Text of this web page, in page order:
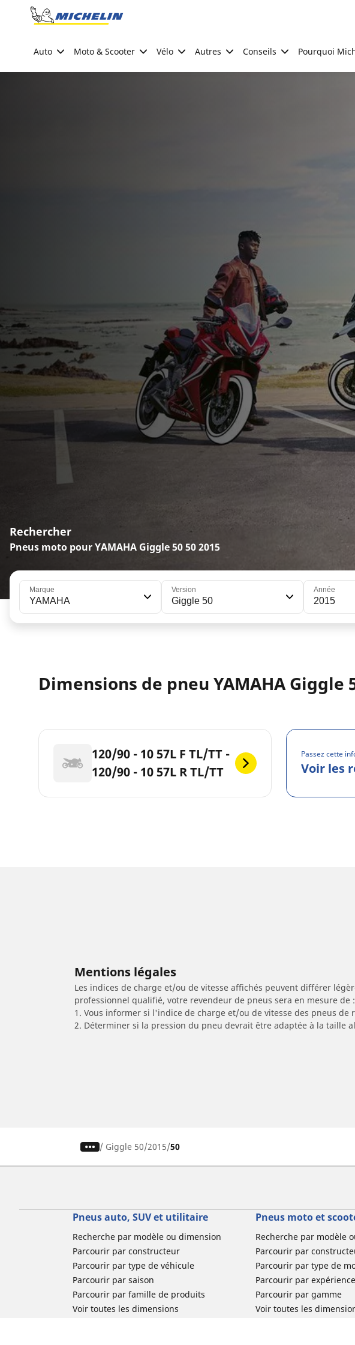
Go to page content
Auto Moto & Scooter Vélo Autres Conseils Pourquoi
Rechercher
Pneus moto pour YAMAHA Giggle 50 50 2015
Marque
YAMAHA
Version
Giggle 50
Année
2015
Dimensions de pneu YAMAHA Giggle
120/90 - 10 57L F TL/TT -
120/90 - 10 57L R TL/TT
Passez cette
Voir les
Mentions légales
Les indices de charge et/ou de vitesse affichés peuvent différer
professionnel qualifié, votre revendeur de pneus sera en mesure de :
1. Vous informer si l'indice de charge et/ou de vitesse des pneus
2. Déterminer si la pression du pneu devrait être adaptée à la taille
/ Giggle 50 2015 50
Pneus auto, SUV et utilitaire
Recherche par modèle ou dimension
Parcourir par constructeur
Parcourir par type de véhicule
Parcourir par saison
Parcourir par famille de produits
Voir toutes les dimensions
Pneus moto et
Recherche par modèle
Parcourir par
Parcourir par type de
Parcourir par
Parcourir par gamme
Voir toutes les